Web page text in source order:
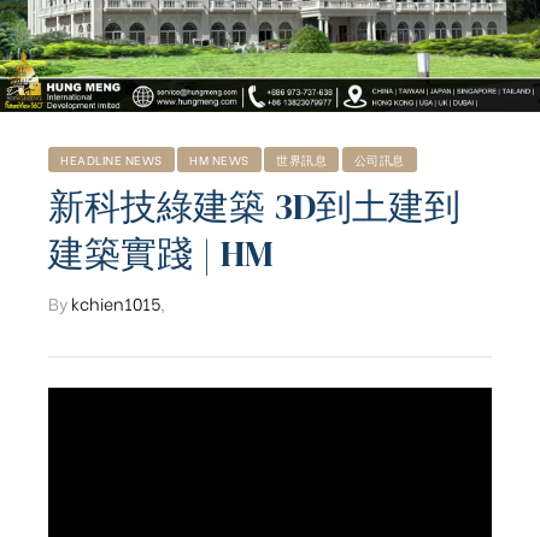
HEADLINE NEWS HM NEWS 世界訊息 公司訊息
新科技綠建築 3D到土建到
建築實踐 | HM
Bykchien1015,